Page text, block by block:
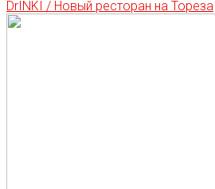
DrINKI / Новый ресторан на Тореза